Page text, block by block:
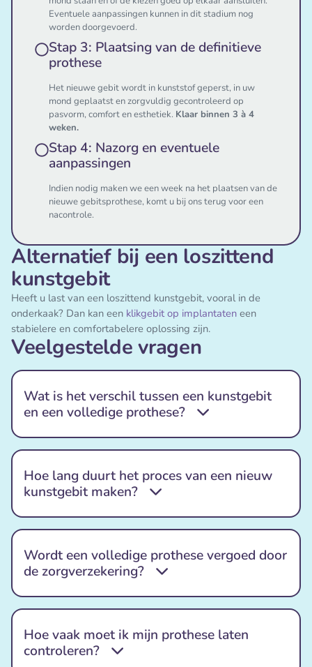
Eventuele aanpassingen kunnen in dit stadium nog
worden doorgevoerd.
Stap 3: Plaatsing van de definitieve
prothese
Het nieuwe gebit wordt in kunststof geperst, in uw
mond geplaatst en zorgvuldig gecontroleerd op
pasvorm, comfort en esthetiek. Klaar binnen 3 à 4
weken.
Stap 4: Nazorg en eventuele
aanpassingen
Indien nodig maken we een week na het plaatsen van de
nieuwe gebitsprothese, komt u bij ons terug voor een
nacontrole.
Alternatief bij een loszittend
kunstgebit
Heeft u last van een loszittend kunstgebit, vooral in de
onderkaak? Dan kan een klikgebit op implantaten een
stabielere en comfortabelere oplossing zijn.
Veelgestelde vragen
Wat is het verschil tussen een kunstgebit
en een volledige prothese?
Hoe lang duurt het proces van een nieuw
kunstgebit maken?
Wordt een volledige prothese vergoed door
de zorgverzekering?
Hoe vaak moet ik mijn prothese laten
controleren?